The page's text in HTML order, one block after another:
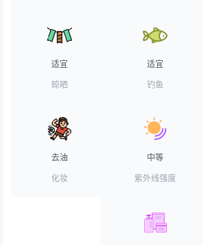
适宜
晾晒
适宜
钓鱼
去油
化妆
中等
紫外线强度